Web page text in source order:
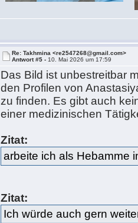
Re: Takhmina <re2547268@gmail.com>
Antwort #5 - 10. Mai 2026 um 17:59
Das Bild ist unbestreitbar
den Profilen von
zu finden. Es gibt auch
einer medizinischen
Zitat:
arbeite ich als Hebamme
Zitat:
Ich würde auch gern